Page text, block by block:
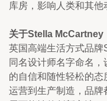
库房，影响人类和其他
关于Stella McCartney
英国高端生活方式品牌
同名设计师名字命名
的自信和随性轻松的
运营到生产制造，品